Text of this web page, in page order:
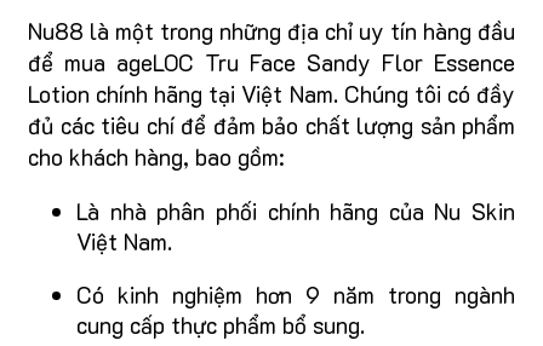
Nu88 là một trong những địa chỉ uy tín hàng đầu
để mua ageLOC Tru Face Sandy Flor Essence
Lotion chính hãng tại Việt Nam. Chúng tôi có đầy
đủ các tiêu chí để đảm bảo chất lượng sản phẩm
cho khách hàng, bao gồm:
Là nhà phân phối chính hãng của Nu Skin
Việt Nam.
Có kinh nghiệm hơn 9 năm trong ngành
cung cấp thực phẩm bổ sung.